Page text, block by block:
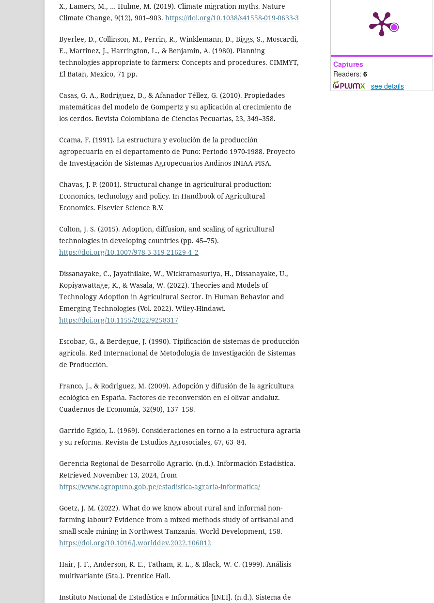
X., Lamers, M., … Hulme, M. (2019). Climate migration myths. Nature
Climate Change, 9(12), 901–903. https://doi.org/10.1038/s41558-019-0633-3
Byerlee, D., Collinson, M., Perrin, R., Winklemann, D., Biggs, S., Moscardi,
E., Martinez, J., Harrington, L., & Benjamin, A. (1980). Planning
technologies appropriate to farmers: Concepts and procedures. CIMMYT,
El Batan, Mexico, 71 pp.
Casas, G. A., Rodríguez, D., & Afanador Téllez, G. (2010). Propiedades
matemáticas del modelo de Gompertz y su aplicación al crecimiento de
los cerdos. Revista Colombiana de Ciencias Pecuarias, 23, 349–358.
Ccama, F. (1991). La estructura y evolución de la producción
agropecuaria en el departamento de Puno: Periodo 1970-1988. Proyecto
de Investigación de Sistemas Agropecuarios Andinos INIAA-PISA.
Chavas, J. P. (2001). Structural change in agricultural production:
Economics, technology and policy. In Handbook of Agricultural
Economics. Elsevier Science B.V.
Colton, J. S. (2015). Adoption, diffusion, and scaling of agricultural
technologies in developing countries (pp. 45–75).
https://doi.org/10.1007/978-3-319-21629-4_2
Dissanayake, C., Jayathilake, W., Wickramasuriya, H., Dissanayake, U.,
Kopiyawattage, K., & Wasala, W. (2022). Theories and Models of
Technology Adoption in Agricultural Sector. In Human Behavior and
Emerging Technologies (Vol. 2022). Wiley-Hindawi.
https://doi.org/10.1155/2022/9258317
Escobar, G., & Berdegue, J. (1990). Tipificación de sistemas de producción
agrícola. Red Internacional de Metodología de Investigación de Sistemas
de Producción.
Franco, J., & Rodriguez, M. (2009). Adopción y difusión de la agricultura
ecológica en España. Factores de reconversión en el olivar andaluz.
Cuadernos de Economía, 32(90), 137–158.
Garrido Egido, L. (1969). Consideraciones en torno a la estructura agraria
y su reforma. Revista de Estudios Agrosociales, 67, 63–84.
Gerencia Regional de Desarrollo Agrario. (n.d.). Información Estadística.
Retrieved November 13, 2024, from
https://www.agropuno.gob.pe/estadistica-agraria-informatica/
Goetz, J. M. (2022). What do we know about rural and informal non-
farming labour? Evidence from a mixed methods study of artisanal and
small-scale mining in Northwest Tanzania. World Development, 158.
https://doi.org/10.1016/j.worlddev.2022.106012
Hair, J. F., Anderson, R. E., Tatham, R. L., & Black, W. C. (1999). Análisis
multivariante (5ta.). Prentice Hall.
Instituto Nacional de Estadística e Informática [INEI]. (n.d.). Sistema de
Captures
Readers: 6
- see details